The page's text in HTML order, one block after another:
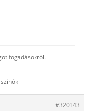
fogadásokról.
#320143